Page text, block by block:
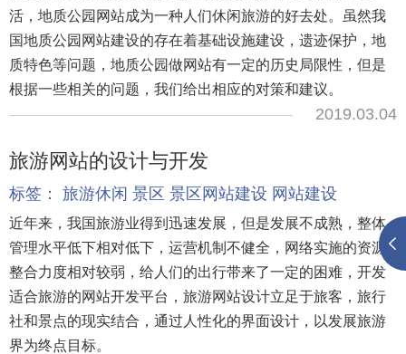
活，地质公园网站成为一种人们休闲旅游的好去处。虽然我
国地质公园网站建设的存在着基础设施建设，遗迹保护，地
质特色等问题，地质公园做网站有一定的历史局限性，但是
根据一些相关的问题，我们给出相应的对策和建议。
2019.03.04
旅游网站的设计与开发
标签： 旅游休闲 景区 景区网站建设 网站建设
近年来，我国旅游业得到迅速发展，但是发展不成熟，整体
管理水平低下相对低下，运营机制不健全，网络实施的资源
整合力度相对较弱，给人们的出行带来了一定的困难，开发
适合旅游的网站开发平台，旅游网站设计立足于旅客，旅行
社和景点的现实结合，通过人性化的界面设计，以发展旅游
界为终点目标。